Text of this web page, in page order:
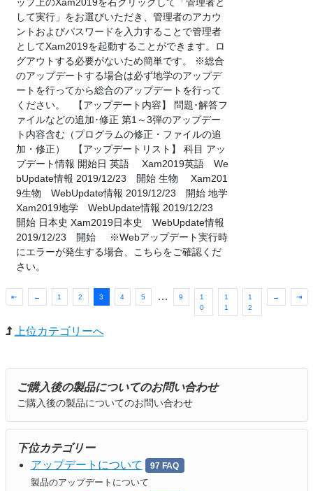
して実行」をお選びいただき、管理者のアカウ
ントおよびパスワードを入力することで管理者
としてXam2019を起動することができます。ロ
グアウトする必要がないため簡単です。 ※総合
のアップデートする場合は必ず地学のアップデ
ートを行ってから総合のアップデートを行って
ください。 【アップデート内容】 問題･解答フ
ァイルなどの追加･修正 第1～3弾のアップデー
ト内容含む（プログラムの修正・ファイルの追
加・修正） 【アップデートリスト】 科目 アッ
プデート情報 開始日 英語 Xam2019英語 We
bUpdate情報 2019/12/23 開始 生物 Xam201
9生物 WebUpdate情報 2019/12/23 開始 地学
Xam2019地学 WebUpdate情報 2019/12/23
開始 日本史 Xam2019日本史 WebUpdate情報
2019/12/23 開始 ※Webアップデート実行時
にエラーが発生する場合、こちらをご確認くだ
さい。
⇤ ← 1 2 3 4 5 … 9
1
0
1
1
1
2
→ ⇥
上位カテゴリーへ
ご購入後の製品についてのお問い合わせ
ご購入後の製品についてのお問い合わせ
下位カテゴリー
アップデートについて
97 FAQ
製品のアップデートについて